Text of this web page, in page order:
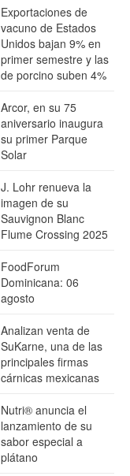
Exportaciones de
vacuno de Estados
Unidos bajan 9% en
primer semestre y las
de porcino suben 4%
Arcor, en su 75
aniversario inaugura
su primer Parque
Solar
J. Lohr renueva la
imagen de su
Sauvignon Blanc
Flume Crossing 2025
FoodForum
Dominicana: 06
agosto
Analizan venta de
SuKarne, una de las
principales firmas
cárnicas mexicanas
Nutri® anuncia el
lanzamiento de su
sabor especial a
plátano